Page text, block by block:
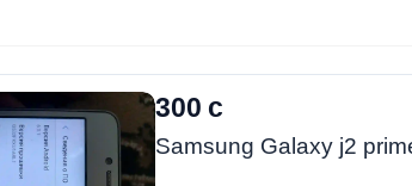
300 с
Samsung Galaxy j2